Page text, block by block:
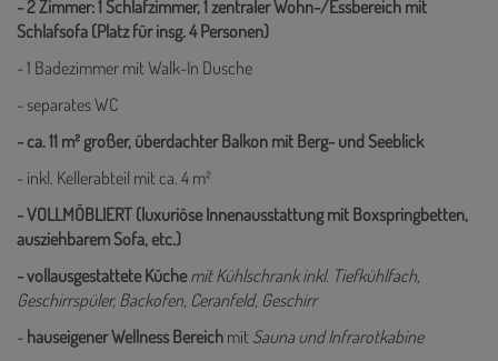
- 2 Zimmer: 1 Schlafzimmer, 1 zentraler Wohn-/Essbereich mit
Schlafsofa (Platz für insg. 4 Personen)
- 1 Badezimmer mit Walk-In Dusche
- separates WC
- ca. 11 m² großer, überdachter Balkon mit Berg- und Seeblick
- inkl. Kellerabteil mit ca. 4 m²
- VOLLMÖBLIERT (luxuriöse Innenausstattung mit Boxspringbetten,
ausziehbarem Sofa, etc.)
- vollausgestattete Küchemit Kühlschrank inkl. Tiefkühlfach,
Geschirrspüler, Backofen, Ceranfeld, Geschirr
- hauseigener Wellness Bereich mit Sauna und Infrarotkabine